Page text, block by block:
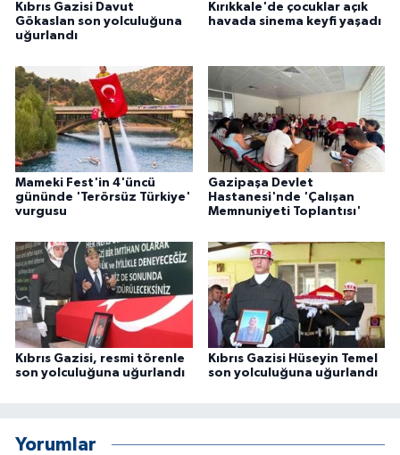
Kıbrıs Gazisi Davut
Gökaslan son yolculuğuna
uğurlandı
Kırıkkale'de çocuklar açık
havada sinema keyfi yaşadı
Mameki Fest'in 4'üncü
gününde 'Terörsüz Türkiye'
vurgusu
Gazipaşa Devlet
Hastanesi'nde 'Çalışan
Memnuniyeti Toplantısı'
Kıbrıs Gazisi, resmi törenle
son yolculuğuna uğurlandı
Kıbrıs Gazisi Hüseyin Temel
son yolculuğuna uğurlandı
Yorumlar